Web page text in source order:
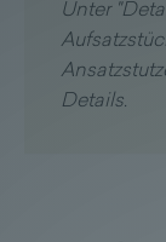
Unter
Details.